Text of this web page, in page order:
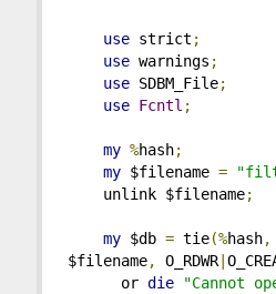
use strict ;
use warnings ;
use SDBM_File;
use Fcntl ;
my %hash;
my $filename =
unlink $filename;
my $db = tie(%hash,
$filename, O_RDWR|
or die
"Cannot